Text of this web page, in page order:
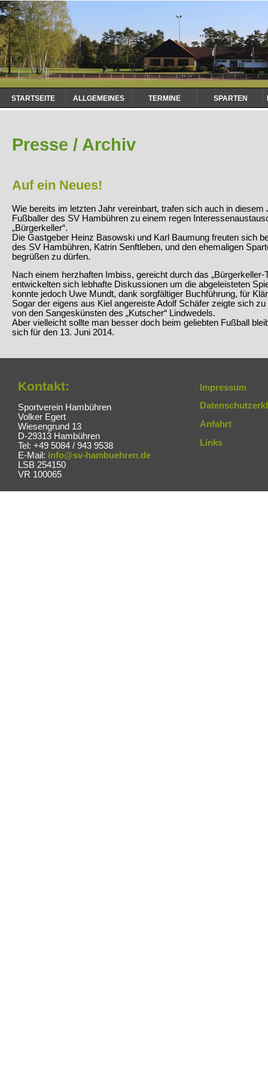
Navigation
überspringen
STARTSEITE ALLGEMEINES TERMINE SPARTEN
Presse / Archiv
Auf ein Neues!
Wie bereits im letzten Jahr vereinbart, trafen sich auch in
Fußballer des SV Hambühren zu einem regen
„Bürgerkeller“.
Die Gastgeber Heinz Basowski und Karl Baumung freuten sich
des SV Hambühren, Katrin Senftleben, und den ehemaligen
begrüßen zu dürfen.
Nach einem herzhaften Imbiss, gereicht durch das „Bürgerkeller-
entwickelten sich lebhafte Diskussionen um die abgeleisteten
konnte jedoch Uwe Mundt, dank sorgfältiger Buchführung, für
Sogar der eigens aus Kiel angereiste Adolf Schäfer zeigte sich
von den Sangeskünsten des „Kutscher“ Lindwedels.
Aber vielleicht sollte man besser doch beim geliebten Fußball
sich für den 13. Juni 2014.
Kontakt:
Sportverein Hambühren
Volker Egert
Wiesengrund 13
D-29313 Hambühren
Tel: +49 5084 / 943 9538
E-Mail: info@sv-hambuehren.de
LSB 254150
VR 100065
Impressum
Anfahrt
Links